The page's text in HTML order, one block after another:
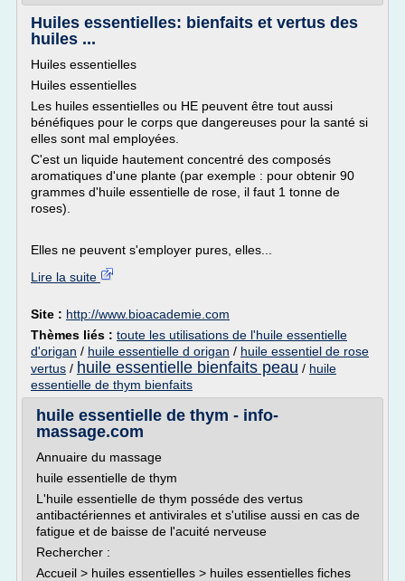
Huiles essentielles: bienfaits et vertus des
huiles ...
Huiles essentielles
Huiles essentielles
Les huiles essentielles ou HE peuvent être tout aussi
bénéfiques pour le corps que dangereuses pour la santé si
elles sont mal employées.
C'est un liquide hautement concentré des composés
aromatiques d'une plante (par exemple : pour obtenir 90
grammes d'huile essentielle de rose, il faut 1 tonne de
roses).
Elles ne peuvent s'employer pures, elles...
Lire la suite
Site : http://www.bioacademie.com
Thèmes liés : toute les utilisations de l'huile essentielle
d'origan / huile essentielle d origan / huile essentiel de rose
vertus / huile essentielle bienfaits peau / huile
essentielle de thym bienfaits
huile essentielle de thym - info-
massage.com
Annuaire du massage
huile essentielle de thym
L'huile essentielle de thym posséde des vertus
antibactériennes et antivirales et s'utilise aussi en cas de
fatigue et de baisse de l'acuité nerveuse
Rechercher :
Accueil > huiles essentielles > huiles essentielles fiches